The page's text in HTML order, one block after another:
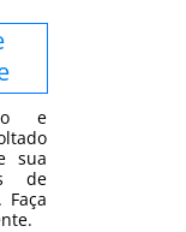
e
sua
de
Faça